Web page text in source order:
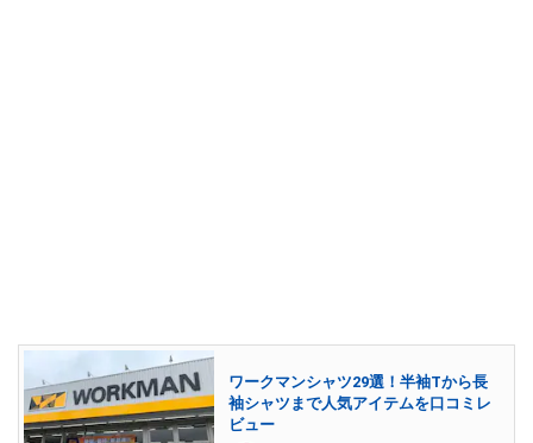
ワークマンシャツ29選！半袖Tから長
袖シャツまで人気アイテムを口コミレ
ビュー